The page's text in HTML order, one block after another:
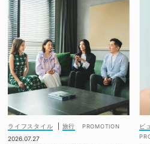
ライフスタイル
旅行
2026.07.27
ビ